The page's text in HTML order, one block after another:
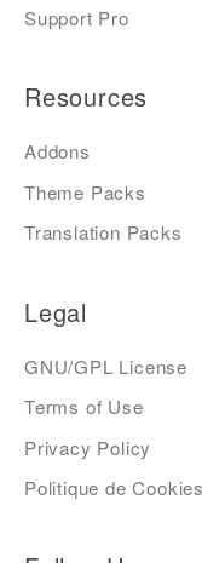
Support Pro
Resources
Addons
Theme Packs
Translation Packs
Legal
GNU/GPL License
Terms of Use
Privacy Policy
Politique de Cookies